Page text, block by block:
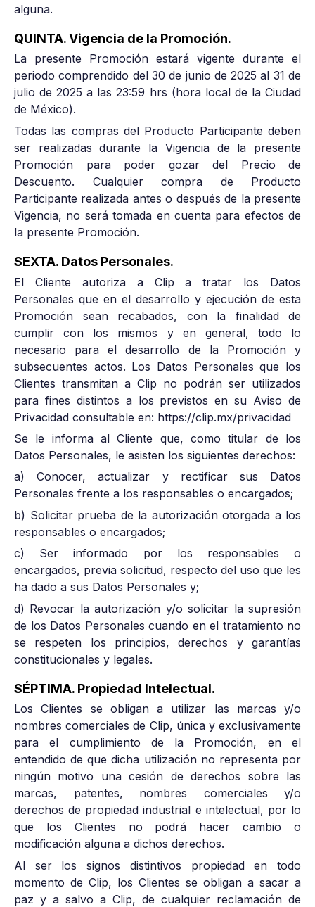
alguna.
QUINTA. Vigencia de la Promoción.
La presente Promoción estará vigente durante el
periodo comprendido del 30 de junio de 2025 al 31 de
julio de 2025 a las 23:59 hrs (hora local de la Ciudad
de México).
Todas las compras del Producto Participante deben
ser realizadas durante la Vigencia de la presente
Promoción para poder gozar del Precio de
Descuento. Cualquier compra de Producto
Participante realizada antes o después de la presente
Vigencia, no será tomada en cuenta para efectos de
la presente Promoción.
SEXTA. Datos Personales.
El Cliente autoriza a Clip a tratar los Datos
Personales que en el desarrollo y ejecución de esta
Promoción sean recabados, con la finalidad de
cumplir con los mismos y en general, todo lo
necesario para el desarrollo de la Promoción y
subsecuentes actos. Los Datos Personales que los
Clientes transmitan a Clip no podrán ser utilizados
para fines distintos a los previstos en su Aviso de
Privacidad consultable en: https://clip.mx/privacidad
Se le informa al Cliente que, como titular de los
Datos Personales, le asisten los siguientes derechos:
a) Conocer, actualizar y rectificar sus Datos
Personales frente a los responsables o encargados;
b) Solicitar prueba de la autorización otorgada a los
responsables o encargados;
c) Ser informado por los responsables o
encargados, previa solicitud, respecto del uso que les
ha dado a sus Datos Personales y;
d) Revocar la autorización y/o solicitar la supresión
de los Datos Personales cuando en el tratamiento no
se respeten los principios, derechos y garantías
constitucionales y legales.
SÉPTIMA. Propiedad Intelectual.
Los Clientes se obligan a utilizar las marcas y/o
nombres comerciales de Clip, única y exclusivamente
para el cumplimiento de la Promoción, en el
entendido de que dicha utilización no representa por
ningún motivo una cesión de derechos sobre las
marcas, patentes, nombres comerciales y/o
derechos de propiedad industrial e intelectual, por lo
que los Clientes no podrá hacer cambio o
modificación alguna a dichos derechos.
Al ser los signos distintivos propiedad en todo
momento de Clip, los Clientes se obligan a sacar a
paz y a salvo a Clip, de cualquier reclamación de